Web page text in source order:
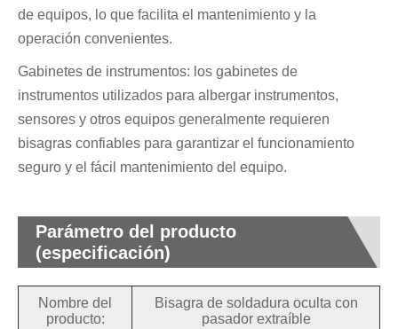
de equipos, lo que facilita el mantenimiento y la
operación convenientes.
Gabinetes de instrumentos: los gabinetes de
instrumentos utilizados para albergar instrumentos,
sensores y otros equipos generalmente requieren
bisagras confiables para garantizar el funcionamiento
seguro y el fácil mantenimiento del equipo.
Parámetro del producto
(especificación)
Nombre del
producto:
Bisagra de soldadura oculta con
pasador extraíble